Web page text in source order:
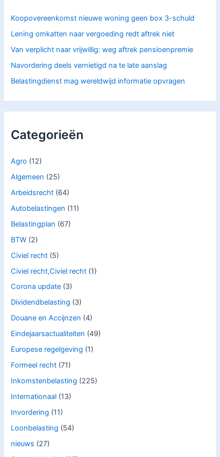
Koopovereenkomst nieuwe woning geen box 3-schuld
Lening omkatten naar vergoeding redt aftrek niet
Van verplicht naar vrijwillig: weg aftrek pensioenpremie
Navordering deels vernietigd na te late aanslag
Belastingdienst mag wereldwijd informatie opvragen
Categorieën
Agro (12)
Algemeen (25)
Arbeidsrecht (64)
Autobelastingen (11)
Belastingplan (67)
BTW (2)
Civiel recht (5)
Civiel recht,Civiel recht (1)
Corona update (3)
Dividendbelasting (3)
Douane en Accijnzen (4)
Eindejaarsactualiteiten (49)
Europese regelgeving (1)
Formeel recht (71)
Inkomstenbelasting (225)
Internationaal (13)
Invordering (11)
Loonbelasting (54)
nieuws (27)